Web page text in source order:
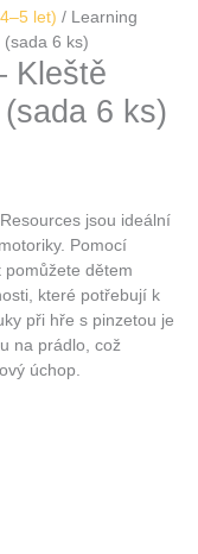
let) / Learning
6 ks)
Kleště
6 ks)
jsou ideální
Pomocí
pomůžete dětem
které potřebují k
při hře s pinzetou je
na prádlo, což
úchop.